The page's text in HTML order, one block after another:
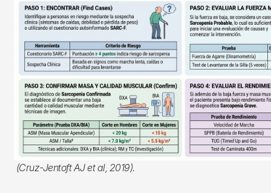
(Cruz-Jentoft AJ et al, 2019).